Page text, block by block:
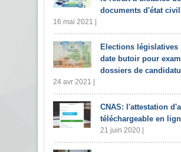
documents d'état civil
16 mai 2021 |
Elections législatives
date butoir pour
dossiers de
24 avr 2021 |
CNAS: l'attestation
téléchargeable en
21 juin 2020 |